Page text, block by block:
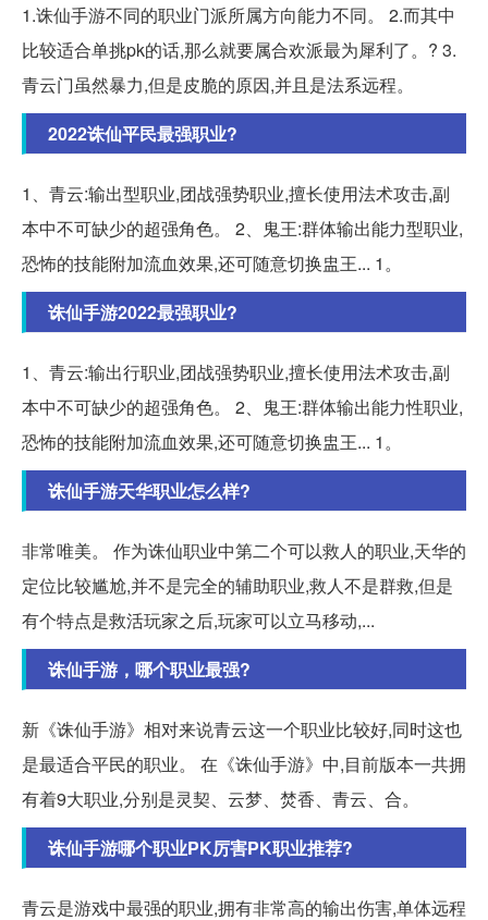
1.诛仙手游不同的职业门派所属方向能力不同。 2.而其中
比较适合单挑pk的话,那么就要属合欢派最为犀利了。? 3.
青云门虽然暴力,但是皮脆的原因,并且是法系远程。
2022诛仙平民最强职业?
1、青云:输出型职业,团战强势职业,擅长使用法术攻击,副
本中不可缺少的超强角色。 2、鬼王:群体输出能力型职业,
恐怖的技能附加流血效果,还可随意切换盅王... 1。
诛仙手游2022最强职业?
1、青云:输出行职业,团战强势职业,擅长使用法术攻击,副
本中不可缺少的超强角色。 2、鬼王:群体输出能力性职业,
恐怖的技能附加流血效果,还可随意切换盅王... 1。
诛仙手游天华职业怎么样?
非常唯美。 作为诛仙职业中第二个可以救人的职业,天华的
定位比较尴尬,并不是完全的辅助职业,救人不是群救,但是
有个特点是救活玩家之后,玩家可以立马移动,...
诛仙手游，哪个职业最强?
新《诛仙手游》相对来说青云这一个职业比较好,同时这也
是最适合平民的职业。 在《诛仙手游》中,目前版本一共拥
有着9大职业,分别是灵契、云梦、焚香、青云、合。
诛仙手游哪个职业PK厉害PK职业推荐?
青云是游戏中最强的职业,拥有非常高的输出伤害,单体远程